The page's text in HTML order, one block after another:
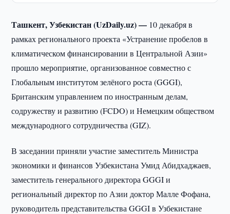
Ташкент, Узбекистан (UzDaily.uz) — 10 декабря в
рамках регионального проекта «Устранение пробелов в
климатическом финансировании в Центральной Азии»
прошло мероприятие, организованное совместно с
Глобальным институтом зелёного роста (GGGI),
Британским управлением по иностранным делам,
содружеству и развитию (FCDO) и Немецким обществом
международного сотрудничества (GIZ).
В заседании приняли участие заместитель Министра
экономики и финансов Узбекистана Умид Абидхаджаев,
заместитель генерального директора GGGI и
региональный директор по Азии доктор Малле Фофана,
руководитель представительства GGGI в Узбекистане